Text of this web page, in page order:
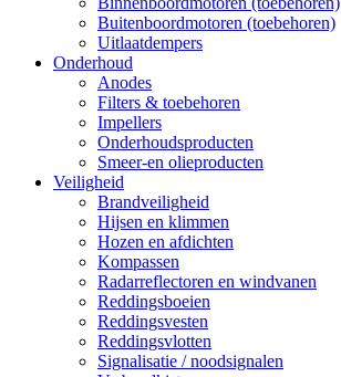
Buitenboordmotoren (toebehoren)
Uitlaatdempers
Onderhoud
Anodes
Filters & toebehoren
Impellers
Onderhoudsproducten
Smeer-en olieproducten
Veiligheid
Brandveiligheid
Hijsen en klimmen
Hozen en afdichten
Kompassen
Radarreflectoren en windvanen
Reddingsboeien
Reddingsvesten
Reddingsvlotten
Signalisatie / noodsignalen